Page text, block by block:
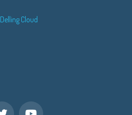
Delling Cloud